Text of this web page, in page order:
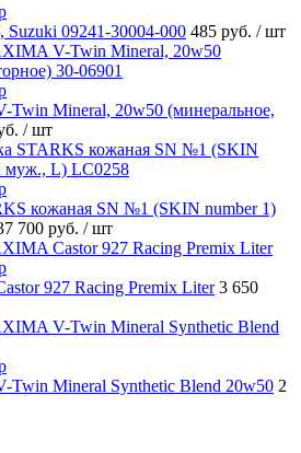
09241-30004-000 485 руб. / шт
Mineral, 20w50 (минеральное,
/ шт
кожаная SN №1 (SKIN number 1)
700 руб. / шт
927 Racing Premix Liter 3 650
Mineral Synthetic Blend 20w50 2